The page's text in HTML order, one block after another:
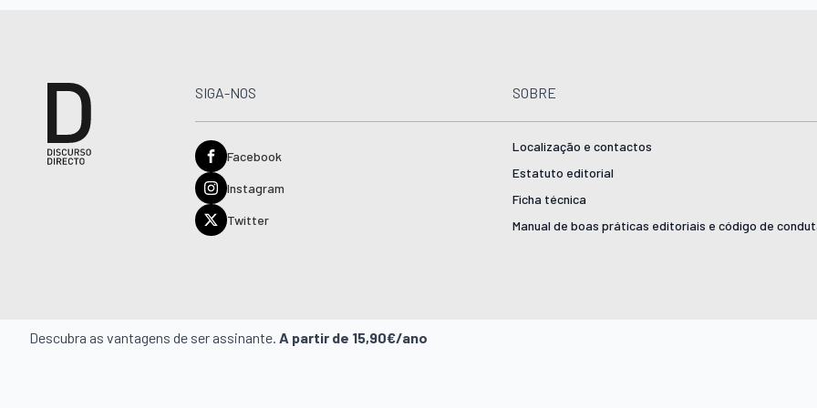
SIGA-NOS
Facebook
Instagram
Twitter
SOBRE
Localização e contactos
Estatuto editorial
Ficha técnica
Manual de boas práticas editoriais e código de
Descubra as vantagens de ser assinante. A partir de 15,90€/ano